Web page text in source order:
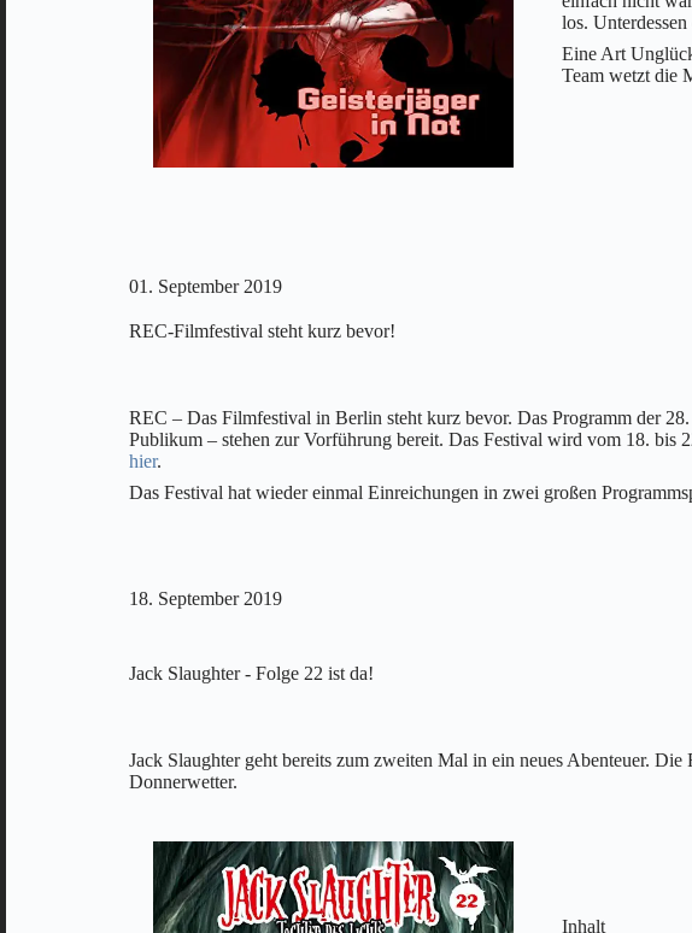
los.
Eine Art
Team wetzt die
01. September 2019
REC-Filmfestival steht kurz bevor!
REC – Das Filmfestival in Berlin steht kurz bevor. Das Programm der
Publikum – stehen zur Vorführung bereit. Das Festival wird vom 18. bis
hier.
Das Festival hat wieder einmal Einreichungen in zwei großen
18. September 2019
Jack Slaughter - Folge 22 ist da!
Jack Slaughter geht bereits zum zweiten Mal in ein neues Abenteuer. Die
Donnerwetter.
Inhalt